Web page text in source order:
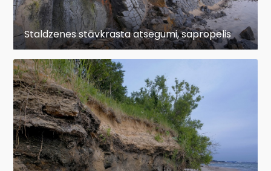
Staldzenes stāvkrasta atsegumi, sapropelis